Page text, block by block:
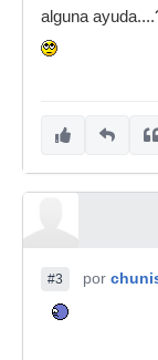
alguna
#3 por